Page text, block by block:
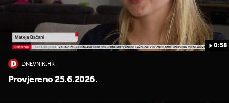
0:58
DNEVNIK.HR
Provjereno 25.6.2026.